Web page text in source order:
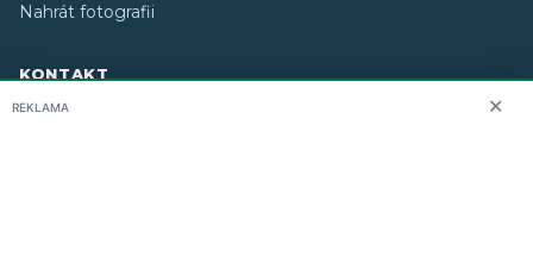
Nahrát fotografii
KONTAKT
O nás
REKLAMA ✕